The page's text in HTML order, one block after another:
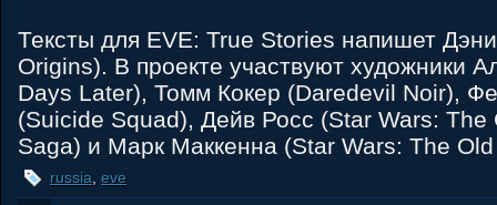
Тексты для EVE: True Stories напишет
Origins). В проекте участвуют художники
Days Later), Томм Кокер (Daredevil Noir),
(Suicide Squad), Дейв Росс (Star Wars: The
Saga) и Марк Маккенна (Star Wars: The
russia eve